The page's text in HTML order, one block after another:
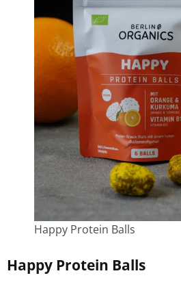
Happy Protein Balls
Happy Protein Balls